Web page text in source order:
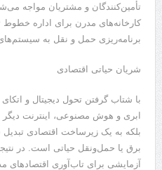
تأمین‌کنندگان و مشتریان مواجه
کارخانه‌های مدرن برای اداره خطوط
برنامه‌ریزی حمل و نقل به
شریان حیاتی اقتصادی
با شتاب گرفتن تحول دیجیتال و
ابری و هوش مصنوعی، اینترنت
بلکه به یک زیرساخت اقتصادی
برق یا حمل‌ونقل حیاتی است. در
آزمایشی برای تاب‌آوری